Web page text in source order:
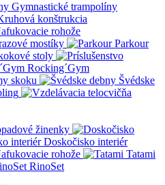
Gymnastické trampolíny
konštrukcia
rohože
mostíky
Parkour
stoly
Rocking´Gym
skoku
Švédske
žinenky
Doskočisko interiér
rohože
Tatami
RinoSet